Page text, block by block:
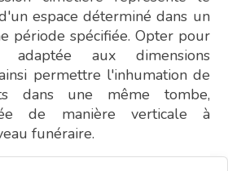
espace déterminé dans un
période spécifiée. Opter pour
adaptée aux dimensions
permettre l'inhumation de
dans une même tombe,
de manière verticale à
funéraire.